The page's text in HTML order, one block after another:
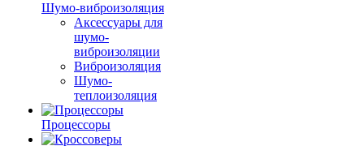
Шумо-виброизоляция
Аксессуары для
шумо-
виброизоляции
Виброизоляция
Шумо-
теплоизоляция
Процессоры